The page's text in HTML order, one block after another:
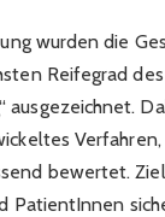
wurden die
Reifegrad des
ausgezeichnet.
bewertet.
PatientInnen